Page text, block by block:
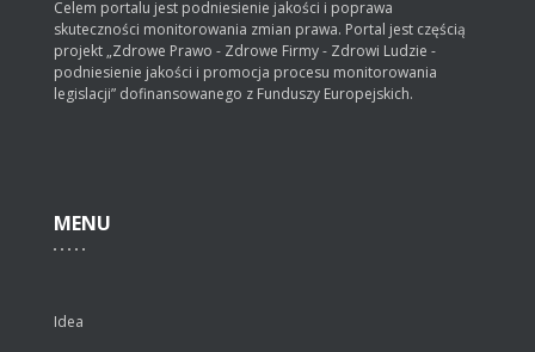
Celem portalu jest podniesienie jakości i poprawa
skuteczności monitorowania zmian prawa. Portal jest częścią
projekt „Zdrowe Prawo - Zdrowe Firmy - Zdrowi Ludzie -
podniesienie jakości i promocja procesu monitorowania
legislacji” dofinansowanego z Funduszy Europejskich.
MENU
Idea